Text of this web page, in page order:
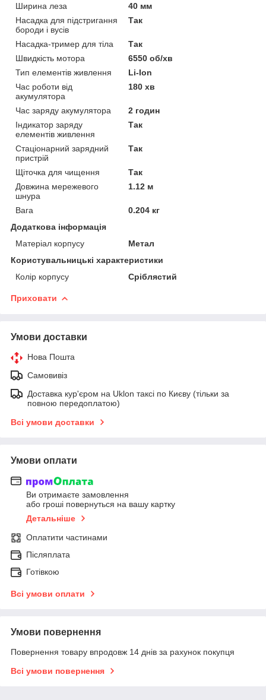
Ширина леза
40 мм
Насадка для підстригання
бороди і вусів
Так
Насадка-тример для тіла
Так
Швидкість мотора
6550 об/хв
Тип елементів живлення
Li-Ion
Час роботи від
акумулятора
180 хв
Час заряду акумулятора
2 годин
Індикатор заряду
елементів живлення
Так
Стаціонарний зарядний
пристрій
Так
Щіточка для чищення
Так
Довжина мережевого
шнура
1.12 м
Вага
0.204 кг
Додаткова інформація
Матеріал корпусу
Метал
Користувальницькі характеристики
Колір корпусу
Сріблястий
Приховати
Умови доставки
Нова Пошта
Самовивіз
Доставка кур'єром на Uklon таксі по Києву (тільки за
повною передоплатою)
Всі умови доставки
Умови оплати
Ви отримаєте замовлення
або гроші повернуться на вашу картку
Детальніше
Оплатити частинами
Післяплата
Готівкою
Всі умови оплати
Умови повернення
Повернення товару впродовж 14 днів за рахунок покупця
Всі умови повернення